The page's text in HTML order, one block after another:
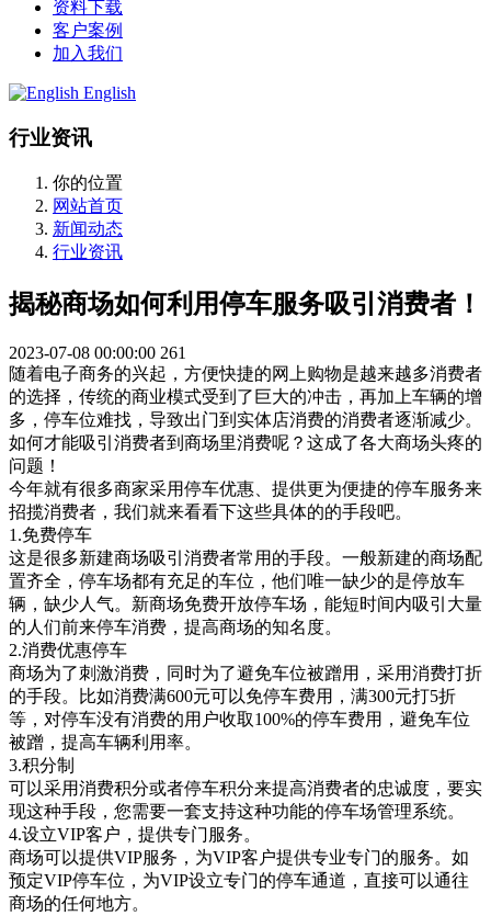
资料下载
客户案例
加入我们
English
行业资讯
你的位置
网站首页
新闻动态
行业资讯
揭秘商场如何利用停车服务吸引消费者！
2023-07-08 00:00:00 261
随着电子商务的兴起，方便快捷的网上购物是越来越多消费者
的选择，传统的商业模式受到了巨大的冲击，再加上车辆的增
多，停车位难找，导致出门到实体店消费的消费者逐渐减少。
如何才能吸引消费者到商场里消费呢？这成了各大商场头疼的
问题！
今年就有很多商家采用停车优惠、提供更为便捷的停车服务来
招揽消费者，我们就来看看下这些具体的的手段吧。
1.免费停车
这是很多新建商场吸引消费者常用的手段。一般新建的商场配
置齐全，停车场都有充足的车位，他们唯一缺少的是停放车
辆，缺少人气。新商场免费开放停车场，能短时间内吸引大量
的人们前来停车消费，提高商场的知名度。
2.消费优惠停车
商场为了刺激消费，同时为了避免车位被蹭用，采用消费打折
的手段。比如消费满600元可以免停车费用，满300元打5折
等，对停车没有消费的用户收取100%的停车费用，避免车位
被蹭，提高车辆利用率。
3.积分制
可以采用消费积分或者停车积分来提高消费者的忠诚度，要实
现这种手段，您需要一套支持这种功能的停车场管理系统。
4.设立VIP客户，提供专门服务。
商场可以提供VIP服务，为VIP客户提供专业专门的服务。如
预定VIP停车位，为VIP设立专门的停车通道，直接可以通往
商场的任何地方。